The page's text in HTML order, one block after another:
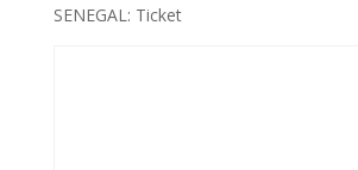
SENEGAL: Ticket